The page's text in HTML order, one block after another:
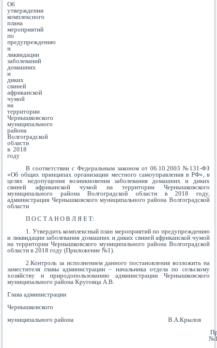
Об
утверждении
комплексного
плана
мероприятий
по
предупреждению
и
ликвидации
заболеваний
домашних
и
диких
свиней
африканской
чумой
на
территории
Чернышковского
муниципального
района
Волгоградской
области
в 2018
году
В соответствии с Федеральным законом от 06.10.2003 №131-ФЗ
«Об общих принципах организации местного самоуправления в РФ», в
целях недопущения возникновения заболевания домашних и диких
свиней африканской чумой на территории Чернышковского
муниципального района Волгоградской области в 2018 году,
администрация Чернышковского муниципального района Волгоградской
области
П О С Т А Н О В Л Я Е Т:
1. Утвердить комплексный план мероприятий по предупреждению
и ликвидации заболевания домашних и диких свиней африканской чумой
на территории Чернышковского муниципального района Волгоградской
области в 2018 году (Приложение №1).
2.Контроль за исполнением данного постановления возложить на
заместителя главы администрации – начальника отдела по сельскому
хозяйству и природопользованию администрации Чернышковского
муниципального района Круговца А.В.
Глава администрации
Чернышковского
муниципального района В.А.Крылов